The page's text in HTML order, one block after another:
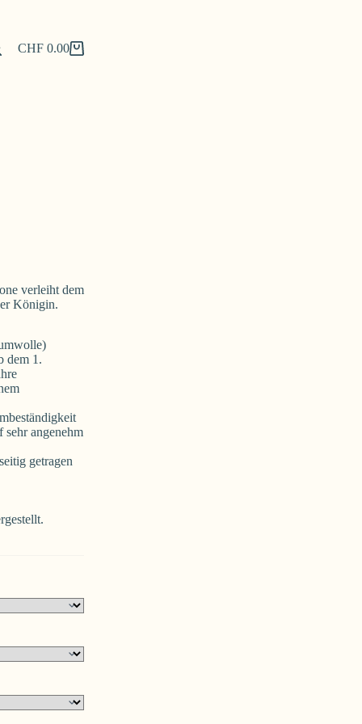
Shopping
CHF 0.00
verleiht dem
Königin.
dem 1.
angenehm
getragen